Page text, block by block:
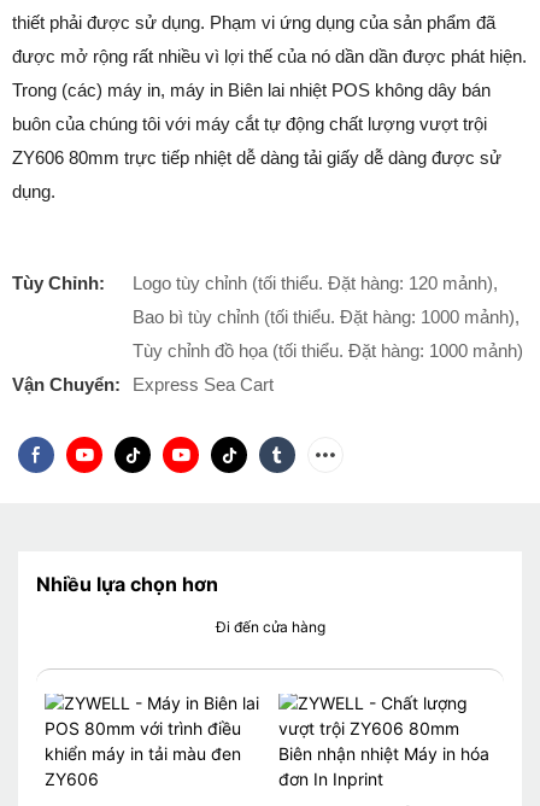
thiết phải được sử dụng. Phạm vi ứng dụng của sản phẩm đã
được mở rộng rất nhiều vì lợi thế của nó dần dần được phát hiện.
Trong (các) máy in, máy in Biên lai nhiệt POS không dây bán
buôn của chúng tôi với máy cắt tự động chất lượng vượt trội
ZY606 80mm trực tiếp nhiệt dễ dàng tải giấy dễ dàng được sử
dụng.
Tùy Chỉnh:
Logo tùy chỉnh (tối thiểu. Đặt hàng: 120 mảnh),
Bao bì tùy chỉnh (tối thiểu. Đặt hàng: 1000 mảnh),
Tùy chỉnh đồ họa (tối thiểu. Đặt hàng: 1000 mảnh)
Vận Chuyển:
Express Sea Cart
Nhiều lựa chọn hơn
Đi đến cửa hàng